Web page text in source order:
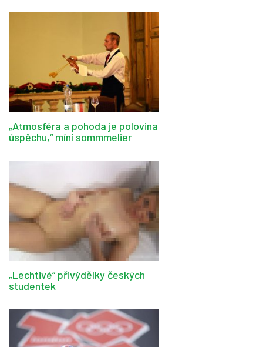
„Atmosféra a pohoda je polovina
úspěchu,“ míní sommmelier
„Lechtivé“ přivýdělky českých
studentek